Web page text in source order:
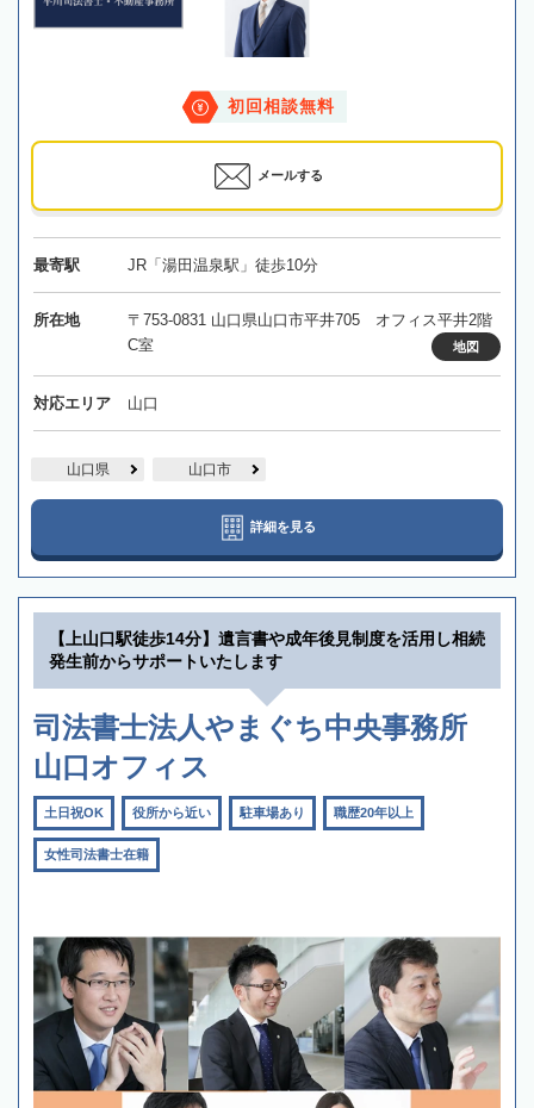
初回相談無料
メールする
最寄駅 JR「湯田温泉駅」徒歩10分
所在地
〒753-0831 山口県山口市平井705 オフィス平井2階
C室
地図
対応エリア 山口
山口県 山口市
詳細を見る
【上山口駅徒歩14分】遺言書や成年後見制度を活用し相続
発生前からサポートいたします
司法書士法人やまぐち中央事務所
山口オフィス
土日祝OK 役所から近い 駐車場あり 職歴20年以上
女性司法書士在籍